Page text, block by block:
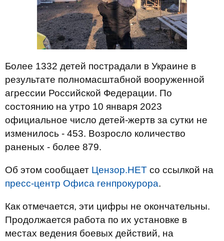
Более 1332 детей пострадали в Украине в
результате полномасштабной вооруженной
агрессии Российской Федерации. По
состоянию на утро 10 января 2023
официальное число детей-жертв за сутки не
изменилось - 453. Возросло количество
раненых - более 879.
Об этом сообщает Цензор.НЕТ со ссылкой на
пресс-центр Офиса генпрокурора.
Как отмечается, эти цифры не окончательны.
Продолжается работа по их установке в
местах ведения боевых действий, на